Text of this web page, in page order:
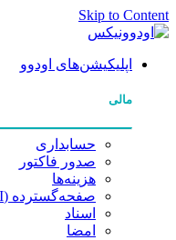
Skip to Content
اپلیکیشن‌های اودوو
مالی
حسابداری
صدور فاکتور
هزینه‌ها
صفحه‌گسترده (BI)
اسناد
امضا